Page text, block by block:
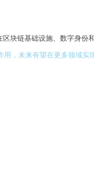
块链基础设施、数字身份
，未来有望在更多领域实